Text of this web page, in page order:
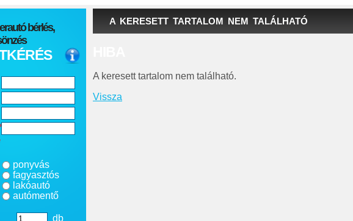
bérlés,
*
ponyvás
fagyasztós
lakóautó
autómentő
db
A KERESETT TARTALOM NEM TALÁLHATÓ
A keresett tartalom nem található.
Vissza